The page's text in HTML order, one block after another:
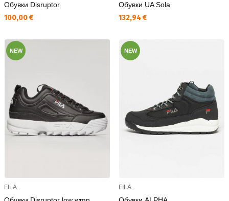
Обувки Disruptor
Текуща цена:
100,00 €
Обувки UA Sola
Текуща цена:
132,94 €
NEW
FILA
NEW
FILA